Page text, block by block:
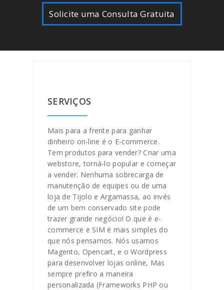
Solicite uma Consulta Gratuita
SERVIÇOS
Mais para a frente para ganhar
dinheiro on-line é o E-commerce.
Tem produtos para vender? Criar uma
webstore, torná-lo popular e começar
a vender. Nenhuma sobrecarga de
manutenção de equipes ou de uma
loja de Tijolo e Argamassa, ao invés
de um bem conservado site pode
trazer grande negócio! O que é e-
commerce e SIM é mais simples do
que nós pensamos. Nós usamos
Magento, Opencart, e o Wordpress
para desenvolver lojas online, Mas
sempre prefiro a maneira
personalizada (Frameworks PHP ou